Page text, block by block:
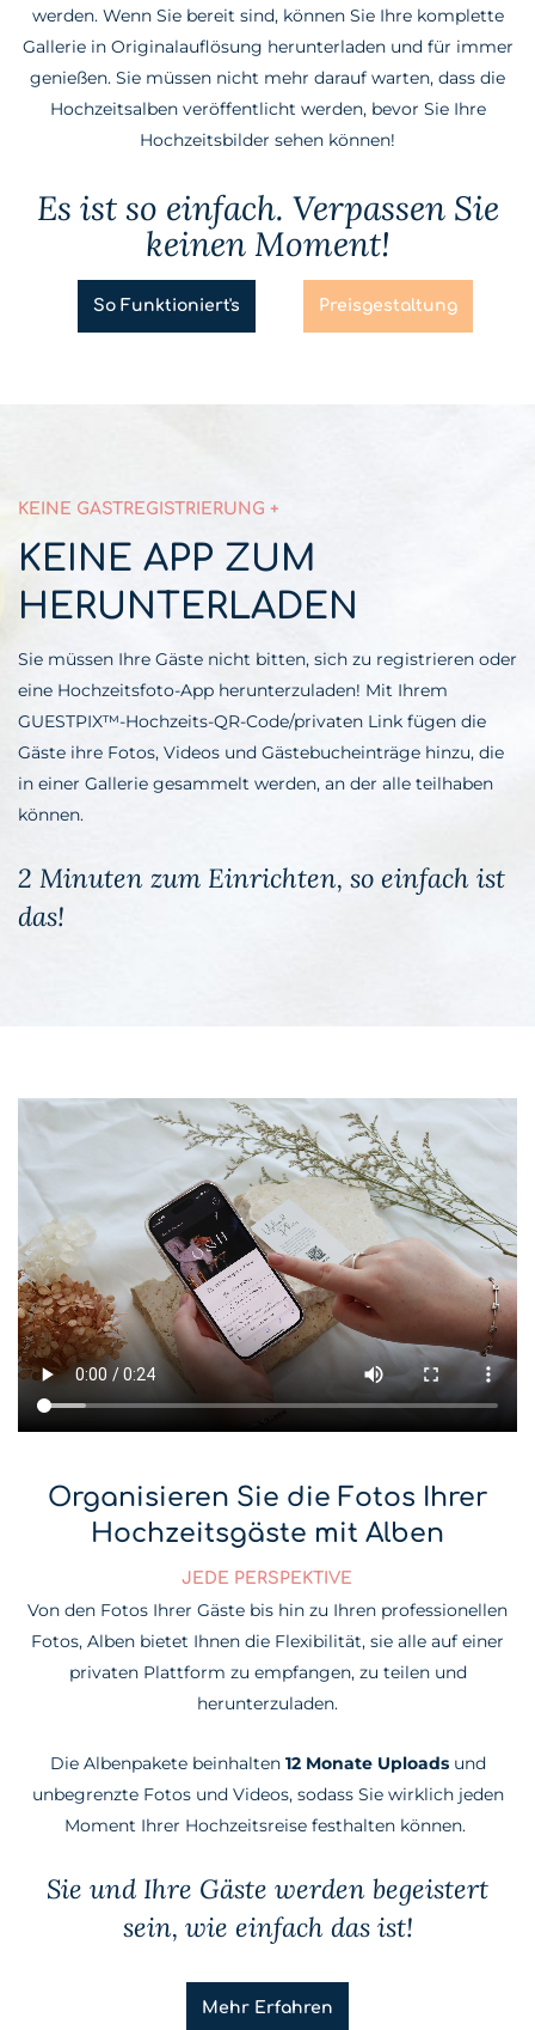
werden. Wenn Sie bereit sind, können Sie Ihre komplette
Gallerie in Originalauflösung herunterladen und für immer
genießen. Sie müssen nicht mehr darauf warten, dass die
Hochzeitsalben veröffentlicht werden, bevor Sie Ihre
Hochzeitsbilder sehen können!
Es ist so einfach. Verpassen Sie
keinen Moment!
So Funktioniert's Preisgestaltung
KEINE GASTREGISTRIERUNG +
KEINE APP ZUM
HERUNTERLADEN
Sie müssen Ihre Gäste nicht bitten, sich zu registrieren oder
eine Hochzeitsfoto-App herunterzuladen! Mit Ihrem
GUESTPIX™-Hochzeits-QR-Code/privaten Link fügen die
Gäste ihre Fotos, Videos und Gästebucheinträge hinzu, die
in einer Gallerie gesammelt werden, an der alle teilhaben
können.
2 Minuten zum Einrichten, so einfach ist
das!
Organisieren Sie die Fotos Ihrer
Hochzeitsgäste mit Alben
JEDE PERSPEKTIVE
Von den Fotos Ihrer Gäste bis hin zu Ihren professionellen
Fotos, Alben bietet Ihnen die Flexibilität, sie alle auf einer
privaten Plattform zu empfangen, zu teilen und
herunterzuladen.
Die Albenpakete beinhalten 12 Monate Uploads und
unbegrenzte Fotos und Videos, sodass Sie wirklich jeden
Moment Ihrer Hochzeitsreise festhalten können.
Sie und Ihre Gäste werden begeistert
sein, wie einfach das ist!
Mehr Erfahren